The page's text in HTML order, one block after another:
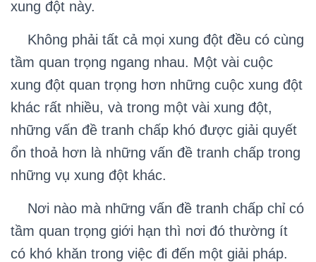
xung đột này.
Không phải tất cả mọi xung đột đều có cùng
tầm quan trọng ngang nhau. Một vài cuộc
xung đột quan trọng hơn những cuộc xung đột
khác rất nhiều, và trong một vài xung đột,
những vấn đề tranh chấp khó được giải quyết
ổn thoả hơn là những vấn đề tranh chấp trong
những vụ xung đột khác.
Nơi nào mà những vấn đề tranh chấp chỉ có
tầm quan trọng giới hạn thì nơi đó thường ít
có khó khăn trong việc đi đến một giải pháp.